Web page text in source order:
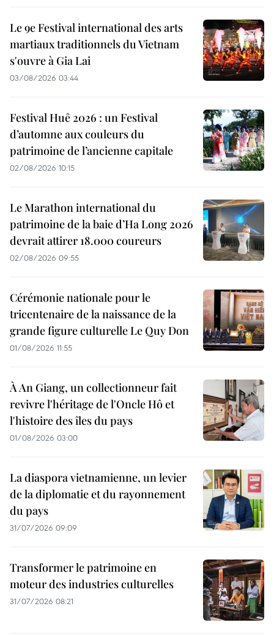
Le 9e Festival international des arts
martiaux traditionnels du Vietnam
s'ouvre à Gia Lai
03/08/2026 03:44
Festival Huê 2026 : un Festival
d’automne aux couleurs du
patrimoine de l’ancienne capitale
02/08/2026 10:15
Le Marathon international du
patrimoine de la baie d’Ha Long 2026
devrait attirer 18.000 coureurs
02/08/2026 09:55
Cérémonie nationale pour le
tricentenaire de la naissance de la
grande figure culturelle Le Quy Don
01/08/2026 11:55
À An Giang, un collectionneur fait
revivre l'héritage de l'Oncle Hô et
l'histoire des îles du pays
01/08/2026 03:00
La diaspora vietnamienne, un levier
de la diplomatie et du rayonnement
du pays
31/07/2026 09:09
Transformer le patrimoine en
moteur des industries culturelles
31/07/2026 08:21